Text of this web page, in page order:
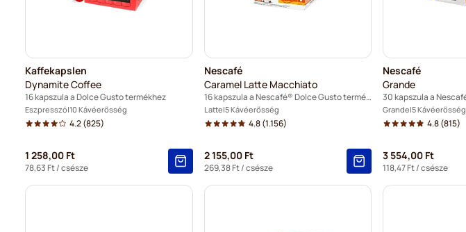
Kaffekapslen
Dynamite Coffee
16 kapszula a Dolce Gusto termékhez
Eszpresszó 10 Kávéerősség
4.2(825)
1 258,00 Ft
78,63 Ft/ csésze
Nescafé
Caramel Latte Macchiato
16 kapszula a Nescafé® Dolce Gusto termékhez
Latte 5 Kávéerősség
4.8(1.156)
2 155,00 Ft
269,38 Ft/ csésze
Nescafé
Grande
Grande 5 Kávéerősség
4.8(815)
3 554,00 Ft
118,47 Ft/ csésze